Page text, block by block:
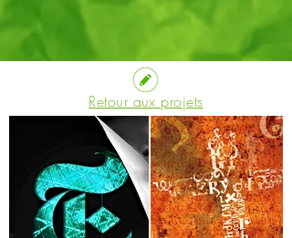
Retour aux projets